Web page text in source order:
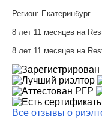
Регион: Екатеринбург
8 лет 11 месяцев на
8 лет 11 месяцев на
Все отзывы о